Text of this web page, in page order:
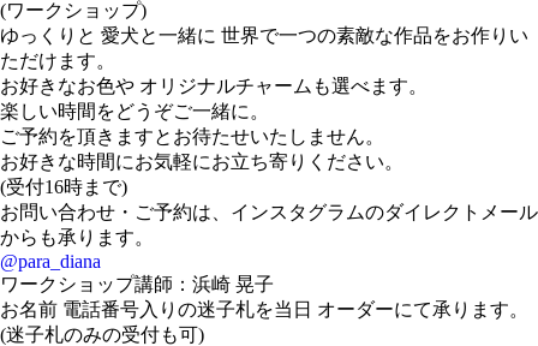
(ワークショップ)
ゆっくりと 愛犬と一緒に 世界で一つの素敵な作品をお作りい
ただけます。
お好きなお色や オリジナルチャームも選べます。
楽しい時間をどうぞご一緒に。
ご予約を頂きますとお待たせいたしません。
お好きな時間にお気軽にお立ち寄りください。
(受付16時まで)
お問い合わせ・ご予約は、インスタグラムのダイレクトメール
からも承ります。
@para_diana
ワークショップ講師：浜崎 晃子
お名前 電話番号入りの迷子札を当日 オーダーにて承ります。
(迷子札のみの受付も可)